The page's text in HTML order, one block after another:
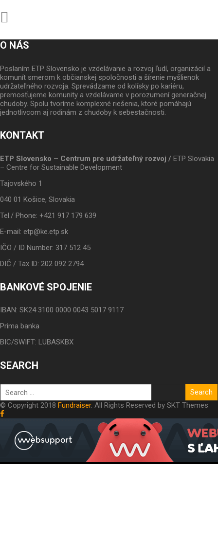
O NÁS
Poslaním ETP Slovensko je vzdelávanie a rozvoj ľudí, organizácií a
komunít smerom k občianskej spoločnosti a šírenie myšlienok
udržateľného rozvoja. Sprevádzame od kolísky po kariéru,
premosťujeme komunity a vzdelávame v porozumení generačnej
chudoby. Spolu tvoríme komplexné riešenia, ktoré pomáhajú
jednotlivcom aj rodinám z chudoby k sebestačnosti.
KONTAKT
ETP Slovensko – Centrum pre udržateľný rozvoj / ETP Slovakia
– Centre for Sustainable Development
Tajovského 1
040 01 Košice, Slovakia
Tel./ Phone: +421 917 179 639
E-mail: etp@ke.etp.sk
IČO / ID Number: 317 512 45
DIČ / Tax ID: 202 092 2794
BANKOVÉ SPOJENIE
IBAN: SK24 3100 0000 0043 5017 9117
Prima banka
BIC/SWIFT: LUBASKBX
SEARCH
© Copyright 2018 Fundraiser. All Rights Reserved by SKT Themes